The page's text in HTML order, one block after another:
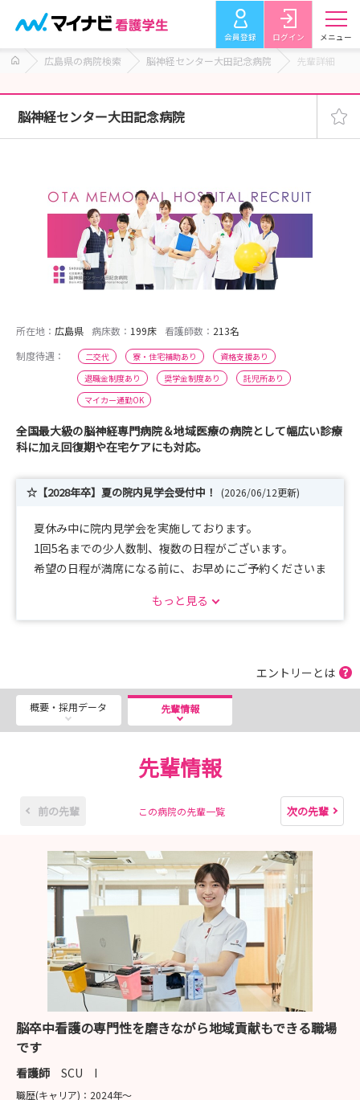
会員登録 ログイン メニュー
広島県の病院検索 脳神経センター大田記念病院 先輩詳細
脳神経センター大田記念病院
所在地： 広島県 病床数： 199床 看護師数： 213名
制度待遇：
二交代 寮・住宅補助あり
資格支援あり
退職金制度あり
奨学金制度あり
託児所あり
マイカー通勤OK
全国最大級の脳神経専門病院＆地域医療の病院として幅広い診療
科に加え回復期や在宅ケアにも対応。
☆【2028年卒】夏の院内見学会受付中！ (2026/06/12更新)
夏休み中に院内見学会を実施しております。
1回5名までの少人数制、複数の日程がございます。
希望の日程が満席になる前に、お早めにご予約くださいま
（少人数制につき予約はナース専科のサイトに統一してお
もっと見る
エントリーとは
概要・採用データ 先輩情報
先輩情報
前の先輩 この病院の先輩一覧 次の先輩
脳卒中看護の専門性を磨きながら地域貢献もできる職場
です
看護師 SCU I
職歴(キャリア)： 2024年〜